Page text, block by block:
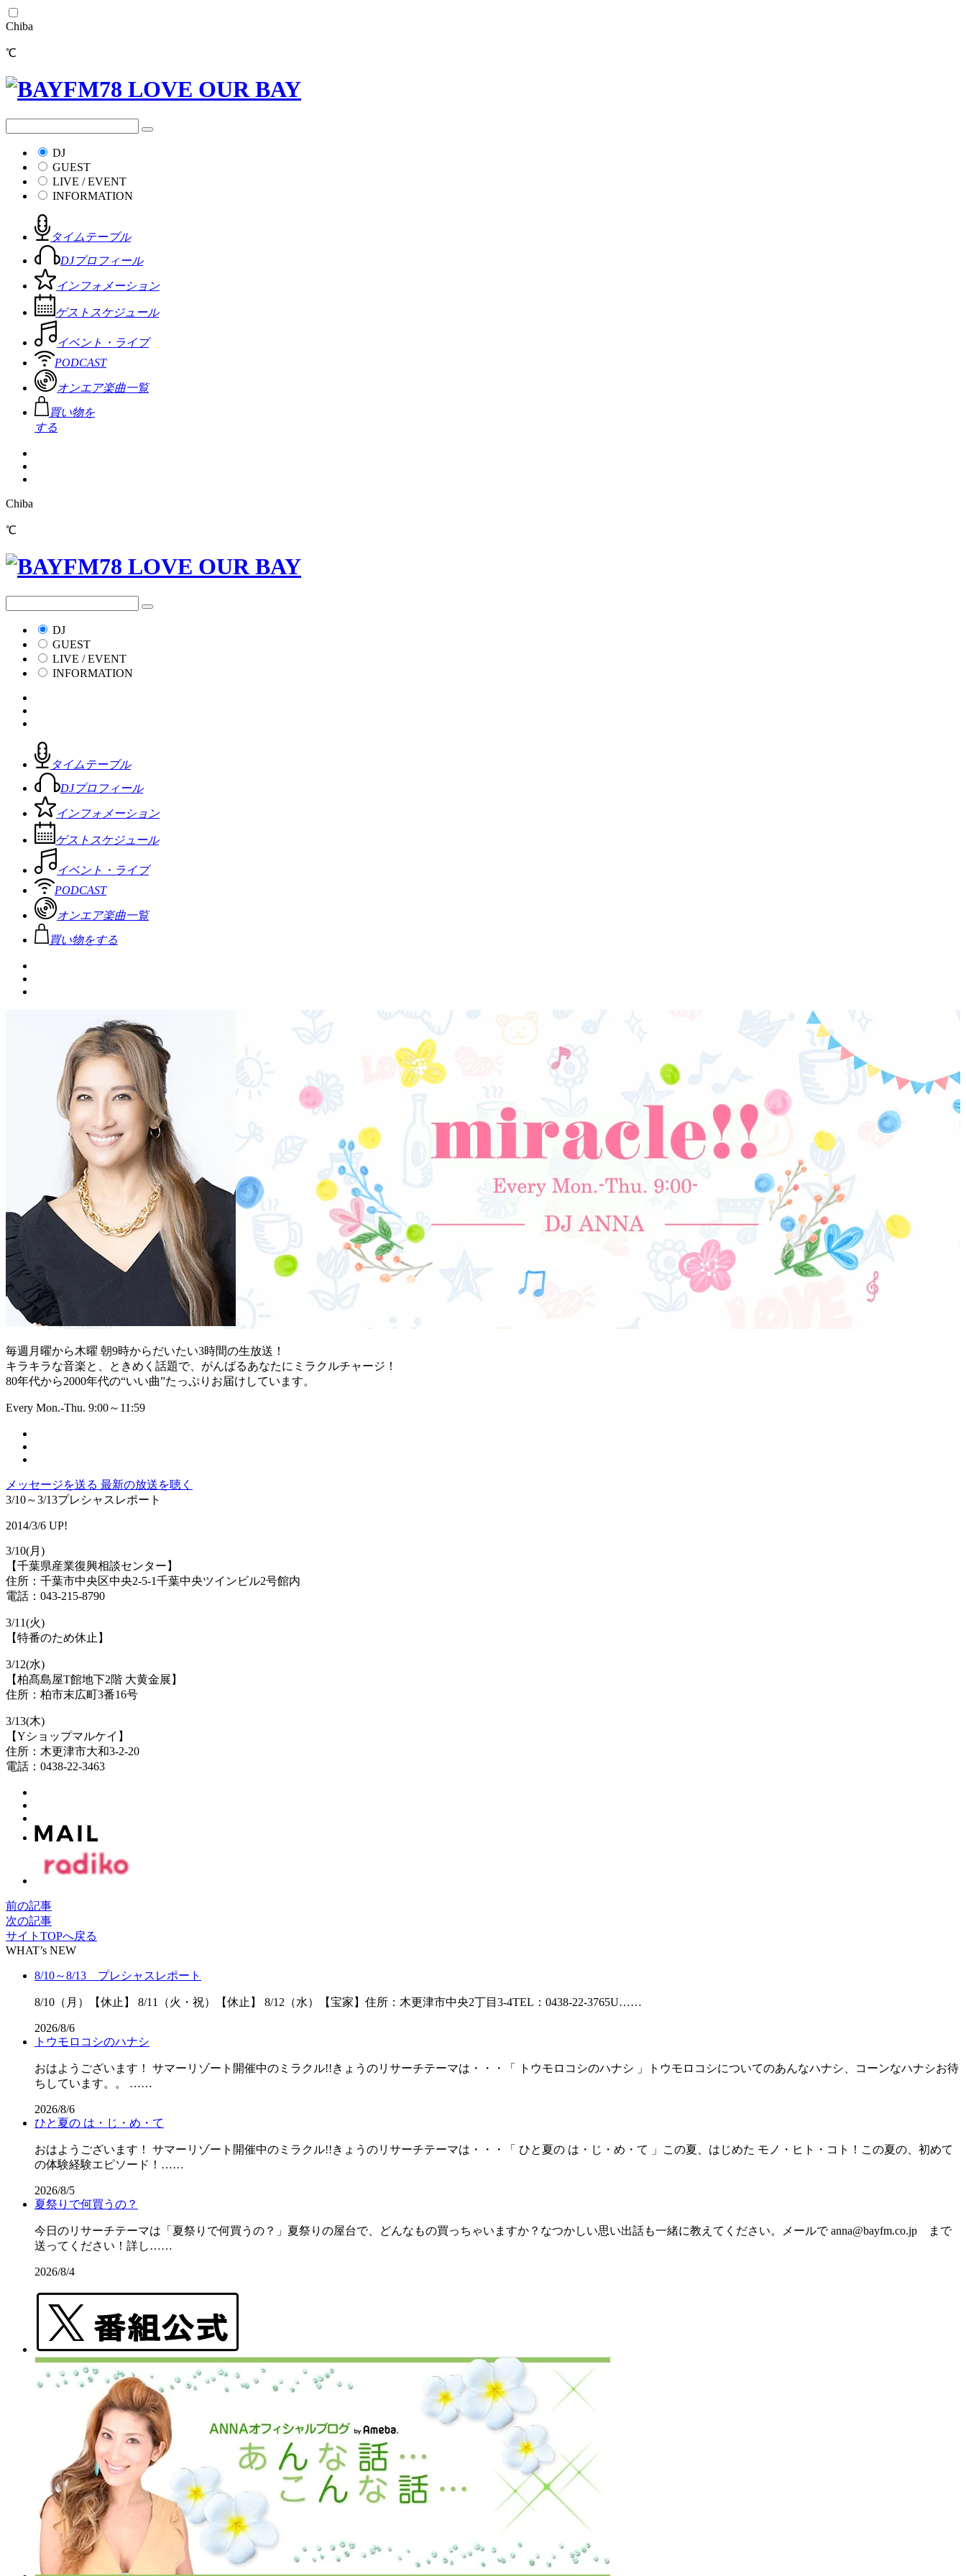
Chiba
℃
DJ
GUEST
LIVE / EVENT
INFORMATION
タイムテーブル
DJプロフィール
インフォメーション
ゲストスケジュール
イベント・ライブ
PODCAST
オンエア楽曲一覧
買い物を
する
Chiba
℃
DJ
GUEST
LIVE / EVENT
INFORMATION
タイムテーブル
DJプロフィール
インフォメーション
ゲストスケジュール
イベント・ライブ
PODCAST
オンエア楽曲一覧
買い物をする
毎週月曜から木曜 朝9時からだいたい3時間の生放送！
キラキラな音楽と、ときめく話題で、がんばるあなたにミラクルチャージ！
80年代から2000年代の“いい曲”たっぷりお届けしています。
Every Mon.-Thu. 9:00～11:59
メッセージを送る 最新の放送を聴く
3/10～3/13プレシャスレポート
2014/3/6 UP!
3/10(月)
【千葉県産業復興相談センター】
住所：千葉市中央区中央2-5-1千葉中央ツインビル2号館内
電話：043-215-8790
3/11(火)
【特番のため休止】
3/12(水)
【柏髙島屋T館地下2階 大黄金展】
住所：柏市末広町3番16号
3/13(木)
【Yショップマルケイ】
住所：木更津市大和3-2-20
電話：0438-22-3463
前の記事
次の記事
サイトTOPへ戻る
WHAT’s NEW
8/10～8/13 プレシャスレポート
8/10（月）【休止】 8/11（火・祝）【休止】 8/12（水）【宝家】住所：木更津市中央2丁目3-4TEL：0438-22-3765U……
2026/8/6
トウモロコシのハナシ
おはようございます！ サマーリゾート開催中のミラクル!!きょうのリサーチテーマは・・・「 トウモロコシのハナシ 」トウモロコシについてのあんなハナシ、コーンなハナシお待
ちしています。。 ……
2026/8/6
ひと夏の は・じ・め・て
おはようございます！ サマーリゾート開催中のミラクル!!きょうのリサーチテーマは・・・「 ひと夏の は・じ・め・て 」この夏、はじめた モノ・ヒト・コト！この夏の、初めて
の体験経験エピソード！……
2026/8/5
夏祭りで何買うの？
今日のリサーチテーマは「夏祭りで何買うの？」夏祭りの屋台で、どんなもの買っちゃいますか？なつかしい思い出話も一緒に教えてください。メールで anna@bayfm.co.jp まで
送ってください！詳し……
2026/8/4